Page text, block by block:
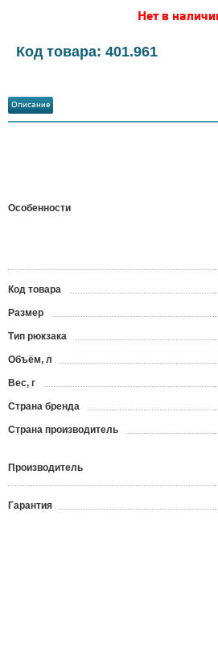
Нет в
Код товара: 401.961
Описание
Особенности
Код товара
Размер
Тип рюкзака
Объём, л
Вес, г
Страна бренда
Страна производитель
Производитель
Гарантия